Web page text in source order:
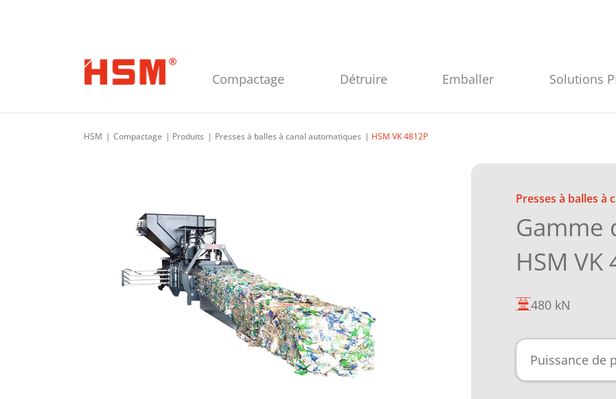
Compactage Détruire Emballer Solutions
HSM Compactage Produits Presses à balles à canal automatiques HSM VK 4812P
Presses à balles à
Gamme
HSM VK
480 kN
Puissance de